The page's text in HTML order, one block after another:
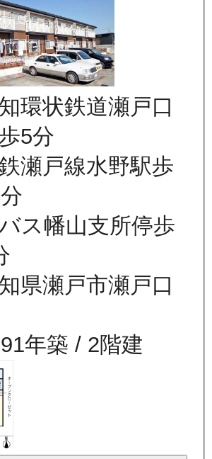
環状鉄道瀬戸口
5分
瀬戸線水野駅歩
ス幡山支所停歩
県瀬戸市瀬戸口
年築 / 2階建